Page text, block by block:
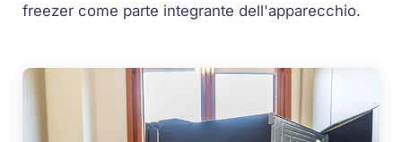
freezer come parte integrante dell'apparecchio.